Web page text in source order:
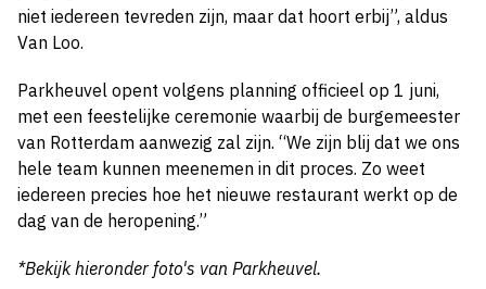
niet iedereen tevreden zijn, maar dat hoort erbij”, aldus
Van Loo.
Parkheuvel opent volgens planning officieel op 1 juni,
met een feestelijke ceremonie waarbij de burgemeester
van Rotterdam aanwezig zal zijn. “We zijn blij dat we ons
hele team kunnen meenemen in dit proces. Zo weet
iedereen precies hoe het nieuwe restaurant werkt op de
dag van de heropening.”
*Bekijk hieronder foto's van Parkheuvel.